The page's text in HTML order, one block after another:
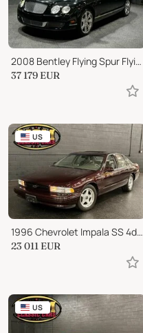
2008 Bentley Flying Spur Flying Spur AWD 4dr Sedan
37 179 EUR
US
1996 Chevrolet Impala SS 4dr Sedan
23 011 EUR
US